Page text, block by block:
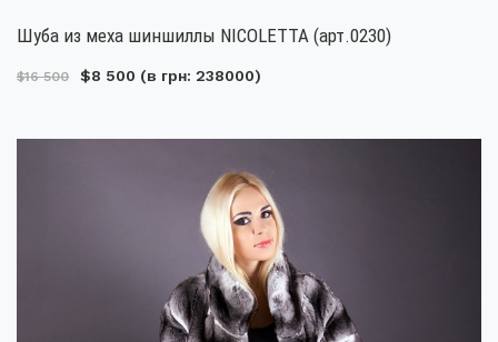
Шуба из меха шиншиллы NICOLETTA (арт.0230)
$16 500 $8 500 (в грн: 238000)